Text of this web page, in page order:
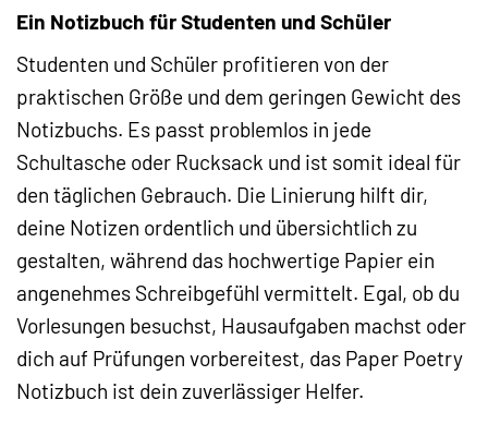
Ein Notizbuch für Studenten und Schüler
Studenten und Schüler profitieren von der
praktischen Größe und dem geringen Gewicht des
Notizbuchs. Es passt problemlos in jede
Schultasche oder Rucksack und ist somit ideal für
den täglichen Gebrauch. Die Linierung hilft dir,
deine Notizen ordentlich und übersichtlich zu
gestalten, während das hochwertige Papier ein
angenehmes Schreibgefühl vermittelt. Egal, ob du
Vorlesungen besuchst, Hausaufgaben machst oder
dich auf Prüfungen vorbereitest, das Paper Poetry
Notizbuch ist dein zuverlässiger Helfer.